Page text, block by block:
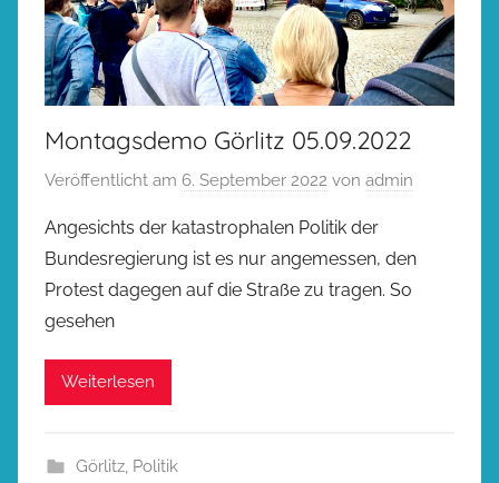
Montagsdemo Görlitz 05.09.2022
Veröffentlicht am 6. September 2022 von admin
Angesichts der katastrophalen Politik der
Bundesregierung ist es nur angemessen, den
Protest dagegen auf die Straße zu tragen. So
gesehen
Weiterlesen
Görlitz, Politik